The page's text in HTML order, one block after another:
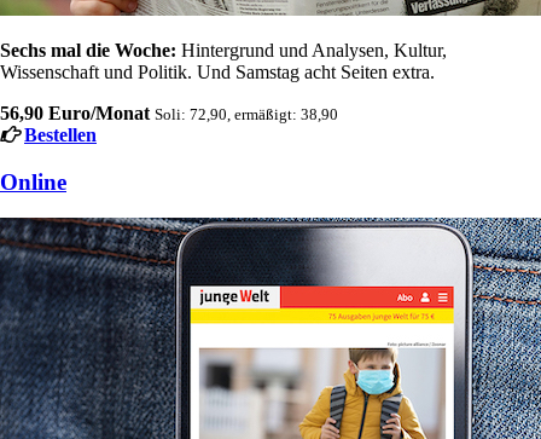
Sechs mal die Woche: Hintergrund und Analysen, Kultur,
Wissenschaft und Politik. Und Samstag acht Seiten extra.
56,90 Euro/Monat Soli: 72,90, ermäßigt: 38,90
Bestellen
Online